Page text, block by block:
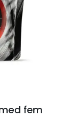
fem